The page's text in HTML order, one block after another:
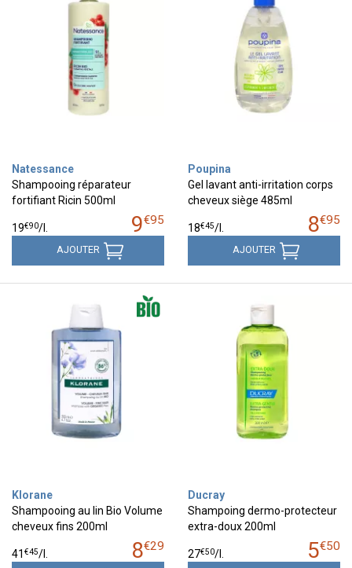
Natessance
Shampooing réparateur
fortifiant Ricin 500ml
9€95
19€90/l.
AJOUTER
Poupina
Gel lavant anti-irritation corps
cheveux siège 485ml
8€95
18€45/l.
AJOUTER
Klorane
Shampooing au lin Bio Volume
cheveux fins 200ml
8€29
41 €45/l.
Ducray
Shampoing dermo-protecteur
extra-doux 200ml
5€50
27€50/l.